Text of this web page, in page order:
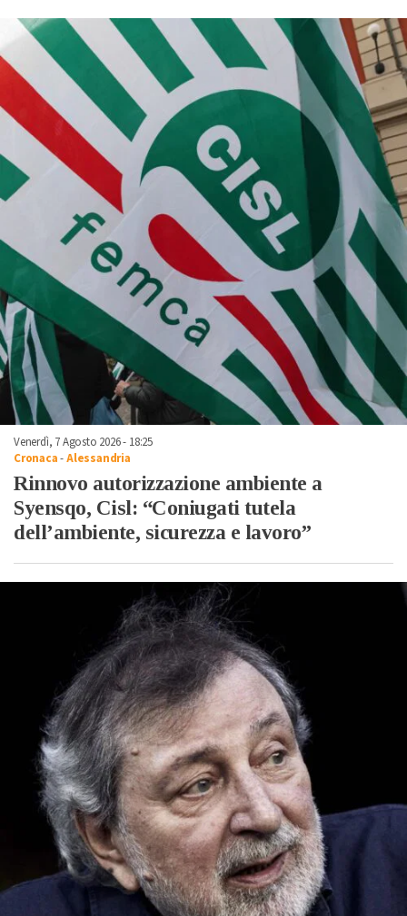
Venerdì, 7 Agosto 2026 - 18:25
Cronaca-Alessandria
Rinnovo autorizzazione ambiente a
Syensqo, Cisl: “Coniugati tutela
dell’ambiente, sicurezza e lavoro”